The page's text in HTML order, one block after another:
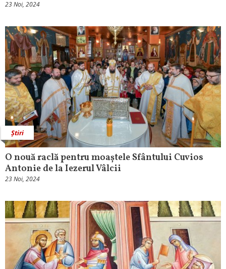
23 Noi, 2024
Știri
O nouă raclă pentru moaștele Sfântului Cuvios
Antonie de la Iezerul Vâlcii
23 Noi, 2024